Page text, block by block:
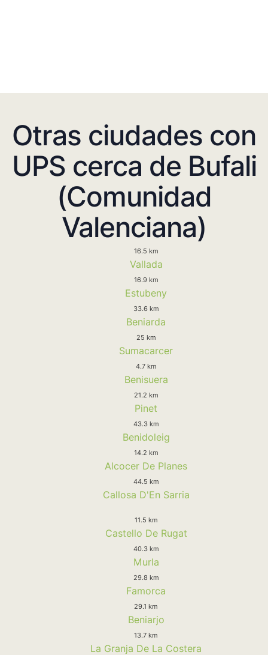
Otras ciudades con
UPS cerca de Bufali
(Comunidad
Valenciana)
16.5 km
Vallada
16.9 km
Estubeny
33.6 km
Beniarda
25 km
Sumacarcer
4.7 km
Benisuera
21.2 km
Pinet
43.3 km
Benidoleig
14.2 km
Alcocer De Planes
44.5 km
Callosa D'En Sarria
11.5 km
Castello De Rugat
40.3 km
Murla
29.8 km
Famorca
29.1 km
Beniarjo
13.7 km
La Granja De La Costera